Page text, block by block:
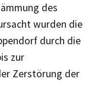
des
wurden die
durch die
zur
Zerstörung der